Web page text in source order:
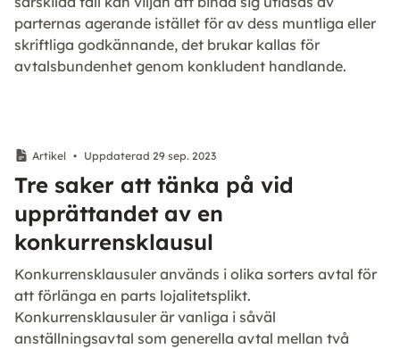
parternas agerande istället för av dess muntliga eller
skriftliga godkännande, det brukar kallas för
avtalsbundenhet genom konkludent handlande.
Artikel • Uppdaterad 29 sep. 2023
Tre saker att tänka på vid
upprättandet av en
konkurrensklausul
Konkurrensklausuler används i olika sorters avtal för
att förlänga en parts lojalitetsplikt.
Konkurrensklausuler är vanliga i såväl
anställningsavtal som generella avtal mellan två